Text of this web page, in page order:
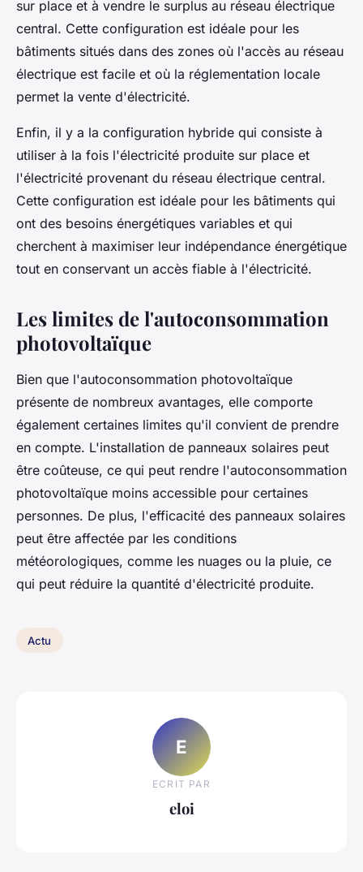
sur place et à vendre le surplus au réseau électrique
central. Cette configuration est idéale pour les
bâtiments situés dans des zones où l'accès au réseau
électrique est facile et où la réglementation locale
permet la vente d'électricité.
Enfin, il y a la configuration hybride qui consiste à
utiliser à la fois l'électricité produite sur place et
l'électricité provenant du réseau électrique central.
Cette configuration est idéale pour les bâtiments qui
ont des besoins énergétiques variables et qui
cherchent à maximiser leur indépendance énergétique
tout en conservant un accès fiable à l'électricité.
Les limites de l'autoconsommation
photovoltaïque
Bien que l'autoconsommation photovoltaïque
présente de nombreux avantages, elle comporte
également certaines limites qu'il convient de prendre
en compte. L'installation de panneaux solaires peut
être coûteuse, ce qui peut rendre l'autoconsommation
photovoltaïque moins accessible pour certaines
personnes. De plus, l'efficacité des panneaux solaires
peut être affectée par les conditions
météorologiques, comme les nuages ou la pluie, ce
qui peut réduire la quantité d'électricité produite.
Actu
E
ECRIT PAR
eloi